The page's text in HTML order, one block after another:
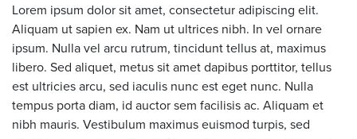
Lorem ipsum dolor sit amet, consectetur adipiscing elit.
Aliquam ut sapien ex. Nam ut ultrices nibh. In vel ornare
ipsum. Nulla vel arcu rutrum, tincidunt tellus at, maximus
libero. Sed aliquet, metus sit amet dapibus porttitor, tellus
est ultricies arcu, sed iaculis nunc est eget nunc. Nulla
tempus porta diam, id auctor sem facilisis ac. Aliquam et
nibh mauris. Vestibulum maximus euismod turpis, sed